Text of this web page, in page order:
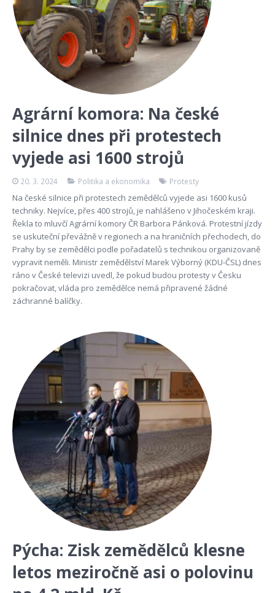
Agrární komora: Na české
silnice dnes při protestech
vyjede asi 1600 strojů
20. 3. 2024 Politika a ekonomika Protesty
Na české silnice při protestech zemědělců vyjede asi 1600 kusů
techniky. Nejvíce, přes 400 strojů, je nahlášeno v Jihočeském kraji.
Řekla to mluvčí Agrární komory ČR Barbora Pánková. Protestní jízdy
se uskuteční převážně v regionech a na hraničních přechodech, do
Prahy by se zemědělci podle pořadatelů s technikou organizovaně
vypravit neměli. Ministr zemědělství Marek Výborný (KDU-ČSL) dnes
ráno v České televizi uvedl, že pokud budou protesty v Česku
pokračovat, vláda pro zemědělce nemá připravené žádné
záchranné balíčky.
Pýcha: Zisk zemědělců klesne
letos meziročně asi o polovinu